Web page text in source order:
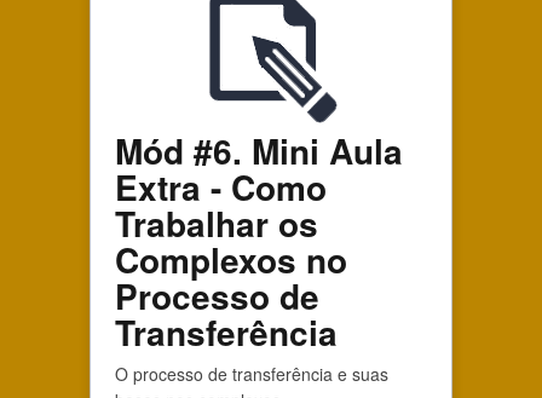
Mód #6. Mini Aula
Extra - Como
Trabalhar os
Complexos no
Processo de
Transferência
O processo de transferência e suas